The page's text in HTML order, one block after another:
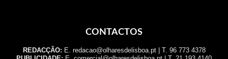
CONTACTOS
REDACÇÃO: E. redacao@olharesdelisboa.pt | T. 96 773 4378